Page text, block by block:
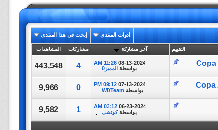
أدوات المنتدى إبحث في هذا المنتدى
التقييم آخر مشاركة مشاركات المشاهدات
Copa
08-13-2024
11:26 AM
بواسطة المميز0 4
443,548
Copa
07-13-2024
09:12 PM
بواسطة WDTeam
0
9,966
06-23-2024
03:12 AM
بواسطةكوتشي 1
9,582